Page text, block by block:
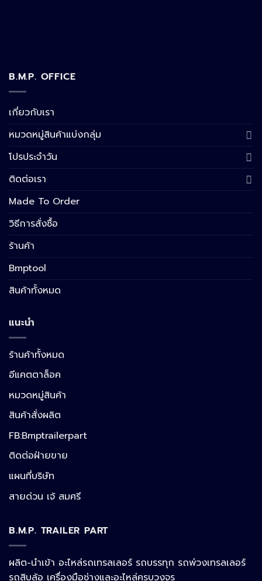
B.M.P. OFFICE
เกี่ยวกับเรา
หมวดหมู่สินค้าแบ่งกลุ่ม
โปรประจำวัน
ติดต่อเรา
Made To Order
วิธีการสั่งซื้อ
ร้านค้า
Bmptool
สินค้าทั้งหมด
แนะนำ
ร้านค้าทั้งหมด
อีแคตตาล็อค
หมวดหมู่สินค้า
สินค้าสั่งผลิต
FB:Bmptrailerpart
ติดต่อฝ่ายขาย
แผนที่บริษัท
สายด่วน เจ้ สมศรี
B.M.P. TRAILER PART
ผลิต-นำเข้า อะไหล่รถเทรลเลอร์ รถบรรทุก รถพ่วงเทรลเลอร์
รถสิบล้อ เครื่องมือช่างและอะไหล่ครบวงจร